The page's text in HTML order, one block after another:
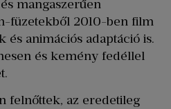
mangaszerűen
füzetekből 2010-ben film
és animációs adaptáció is.
és kemény fedéllel
felnőttek, az eredetileg